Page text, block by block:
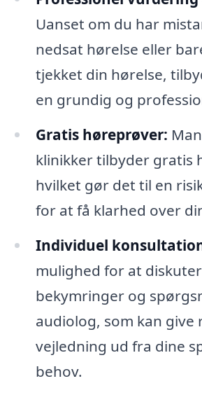
Uanset om du har
nedsat hørelse eller
tjekket din hørelse,
en grundig og
Gratis høreprøver:
klinikker tilbyder gratis
hvilket gør det til en
for at få klarhed over
Individuel
mulighed for at
bekymringer og
audiolog, som kan give
vejledning ud fra dine
behov.